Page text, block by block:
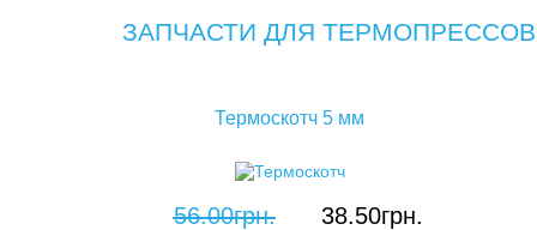
ЗАПЧАСТИ ДЛЯ ТЕРМОПРЕССОВ
Термоскотч 5 мм
56.00грн. 38.50грн.